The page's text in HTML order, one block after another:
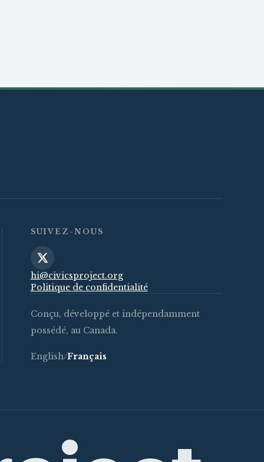
SUIVEZ-NOUS
hi@civicsproject.org
Politique de confidentialité
Conçu, développé et indépendamment
possédé, au Canada.
English/Français